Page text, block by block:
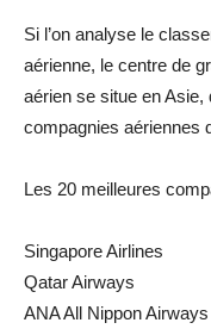
Si l’on analyse le
aérienne, le centre de
aérien se situe en
compagnies aériennes
Les 20 meilleures
Singapore Airlines
Qatar Airways
ANA All Nippon Airways